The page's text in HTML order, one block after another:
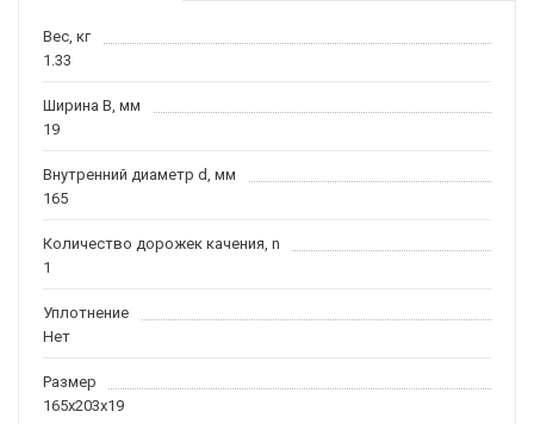
Вес, кг
1.33
Ширина B, мм
19
Внутренний диаметр d, мм
165
Количество дорожек качения, n
1
Уплотнение
Нет
Размер
165x203x19